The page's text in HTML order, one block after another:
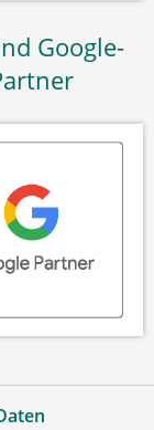
Google-